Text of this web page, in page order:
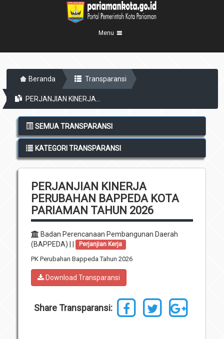
Menu
Profil Kota
Visi Misi
Sejarah
Demografis
Pemerintahan
Eksekutif
Legislatif
Perangkat Daerah
Sekretariat Daerah
Kecamatan
Desa
Kelurahan
Unit Pelaksana Teknis (UPT)
Berita Kota
Transparansi
Informasi
Layanan
Agenda
Pengumuman
Infografis
Download
Penghargaan
Beranda Transparansi
PERJANJIAN KINERJA...
SEMUA TRANSPARANSI
KATEGORI TRANSPARANSI
PERJANJIAN KINERJA
PERUBAHAN BAPPEDA KOTA
PARIAMAN TAHUN 2026
Badan Perencanaan Pembangunan Daerah
(BAPPEDA) | |
Perjanjian Kerja
PK Perubahan Bappeda Tahun 2026
Download Transparansi
Share Transparansi: